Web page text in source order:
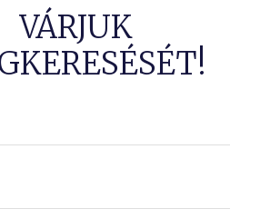
VÁRJUK